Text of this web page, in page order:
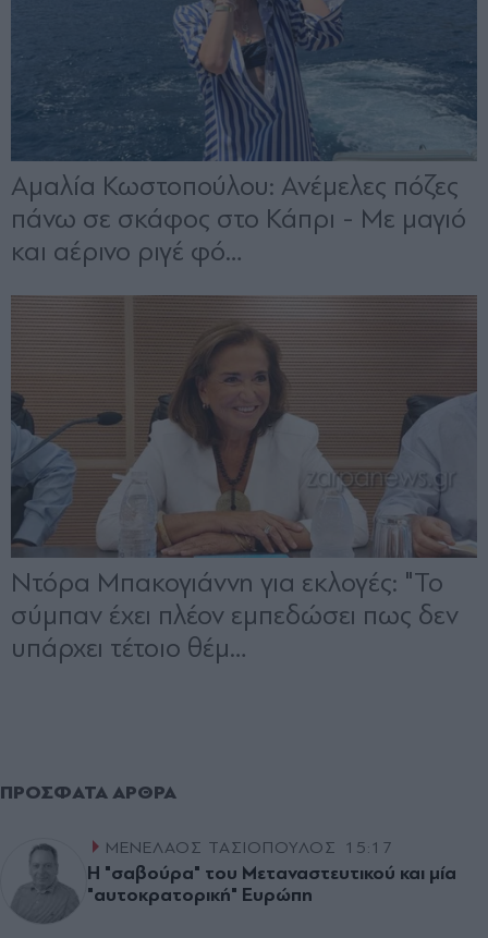
ΠΡΌΣΦΑΤΑ ΆΡΘΡΑ
ΜΕΝΕΛΑΟΣ ΤΑΣΙΟΠΟΥΛΟΣ 15:17
Η "σαβούρα" του Μεταναστευτικού και µία
"αυτοκρατορική" Ευρώπη